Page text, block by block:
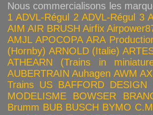
Nous commercialisons les
1 ADVL-Régul 2 ADVL-Régul 3
AIM AIR BRUSH Airfix
AMJL APOCOPA ARA
(Hornby) ARNOLD (Italie)
ATHEARN (Trains in
AUBERTRAIN Auhagen AWM
Trains US BAFFORD DESIGN
MODELISME
BOWSER
Brumm BUB BUSCH BYMO